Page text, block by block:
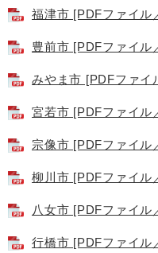
福津市 [PDFファイル
豊前市 [PDFファイル
みやま市 [PDFファイ
宮若市 [PDFファイル
宗像市 [PDFファイル
柳川市 [PDFファイル
八女市 [PDFファイル
行橋市 [PDFファイル